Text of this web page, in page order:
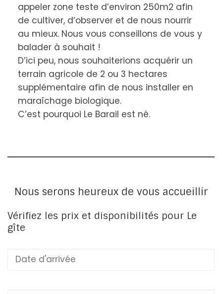
appeler zone teste d’environ 250m2 afin
de cultiver, d’observer et de nous nourrir
au mieux. Nous vous conseillons de vous y
balader à souhait !
D’ici peu, nous souhaiterions acquérir un
terrain agricole de 2 ou 3 hectares
supplémentaire afin de nous installer en
maraîchage biologique.
C’est pourquoi Le Barail est né.
Nous serons heureux de vous accueillir
Vérifiez les prix et disponibilités pour Le
gîte